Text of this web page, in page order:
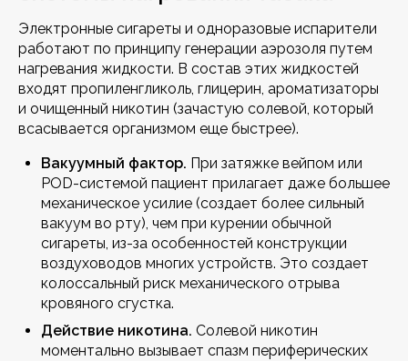
Электронные сигареты и одноразовые испарители
работают по принципу генерации аэрозоля путем
нагревания жидкости. В состав этих жидкостей
входят пропиленгликоль, глицерин, ароматизаторы
и очищенный никотин (зачастую солевой, который
всасывается организмом еще быстрее).
Вакуумный фактор. При затяжке вейпом или
POD-системой пациент прилагает даже большее
механическое усилие (создает более сильный
вакуум во рту), чем при курении обычной
сигареты, из-за особенностей конструкции
воздуховодов многих устройств. Это создает
колоссальный риск механического отрыва
кровяного сгустка.
Действие никотина. Солевой никотин
моментально вызывает спазм периферических